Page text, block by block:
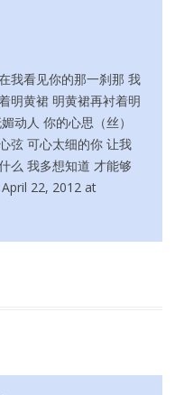
我看见你的那一刹那 我
明黄裙 明黄裙再衬着明
动人 你的心思（丝）
弦 可心太细的你 让我
么 我多想知道 才能够
22, 2012 at